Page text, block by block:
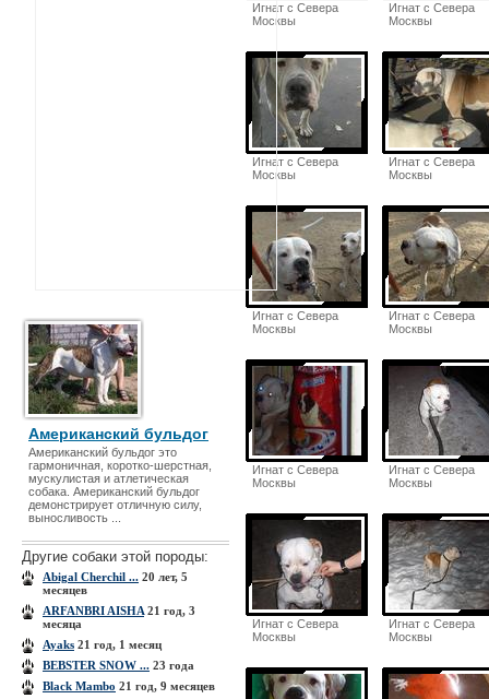
Американский бульдог
Американский бульдог это
гармоничная, коротко-шерстная,
мускулистая и атлетическая
собака. Американский бульдог
демонстрирует отличную силу,
выносливость ...
Другие собаки этой породы:
Abigal Cherchil ... 20 лет, 5
месяцев
ARFANBRI AISHA 21 год, 3
месяца
Ayaks 21 год, 1 месяц
BEBSTER SNOW ... 23 года
Black Mambo 21 год, 9 месяцев
Игнат с Севера
Москвы
Игнат с Севера
Москвы
Игнат с Севера
Москвы
Игнат с Севера
Москвы
Игнат с Севера
Москвы
Игнат с Севера
Москвы
Игнат с Севера
Москвы
Игнат с Севера
Москвы
Игнат с Севера
Москвы
Игнат с Севера
Москвы